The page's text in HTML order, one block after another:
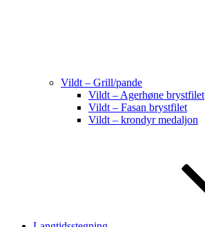
Vildt – Grill/pande
Vildt – Agerhøne brystfilet
Vildt – Fasan brystfilet
Vildt – krondyr medaljon